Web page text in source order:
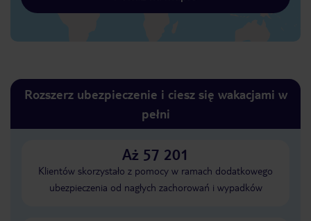
Rozszerz ubezpieczenie i ciesz się wakacjami w
pełni
Aż 57 201
Klientów skorzystało z pomocy w ramach dodatkowego
ubezpieczenia od nagłych zachorowań i wypadków